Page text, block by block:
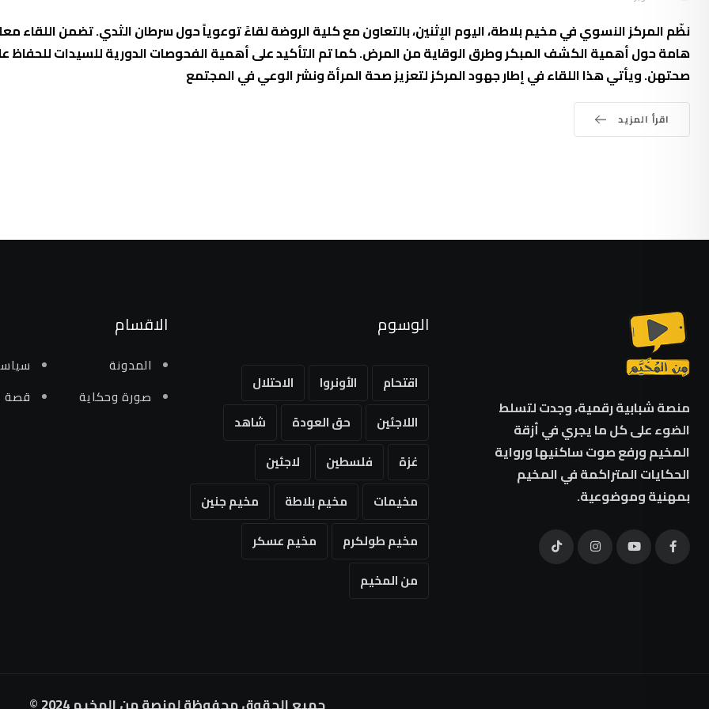
نظّم المركز النسوي في مخيم بلاطة، اليوم الإثنين، بالتعاون مع كلية الروضة لقاءً توعوياً حول سرطان الثدي. تضمن اللقاء
هامة حول أهمية الكشف المبكر وطرق الوقاية من المرض. كما تم التأكيد على أهمية الفحوصات الدورية للسيدات للحفاظ
صحتهن. ويأتي هذا اللقاء في إطار جهود المركز لتعزيز صحة المرأة ونشر الوعي في المجتمع
اقرأ المزيد
منصة شبابية رقمية، وجدت لتسلط
الضوء على كل ما يجري في أزقة
المخيم ورفع صوت ساكنيها ورواية
الحكايات المتراكمة في المخيم
بمهنية وموضوعية.
الوسوم
اقتحام الأونروا
الاحتلال
اللاجئين
حق العودة
شاهد
غزة
فلسطين
لاجئين
مخيمات
مخيم بلاطة
مخيم جنين
مخيم طولكرم
مخيم عسكر
من المخيم
الاقسام
المدونة
صورة وحكاية
قصة